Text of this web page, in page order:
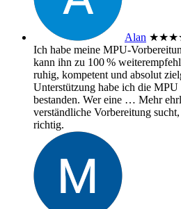
Alan
Ich habe meine
kann ihn zu 100 %
ruhig, kompetent und absolut
Unterstützung habe ich die
bestanden. Wer eine … Mehr
verständliche Vorbereitung
richtig.